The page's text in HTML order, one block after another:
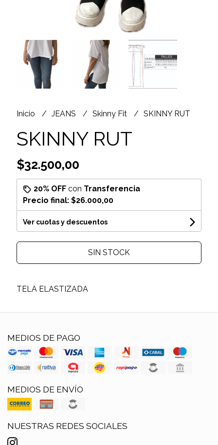
Inicio JEANS Skinny Fit SKINNY RUT
SKINNY RUT
$32.500,00
20% OFFcon Transferencia
Precio final: $26.000,00
Ver cuotas y descuentos
SIN STOCK
TELA ELASTIZADA
MEDIOS DE PAGO
MEDIOS DE ENVÍO
NUESTRAS REDES SOCIALES